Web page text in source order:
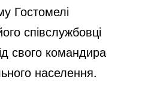
Гостомелі
співслужбовці
свого командира
населення.